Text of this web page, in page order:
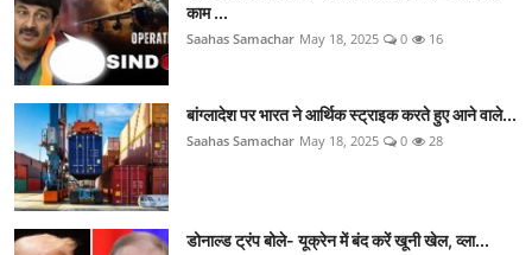
काम ...
Saahas Samachar May 18, 2025 0 16
बांग्लादेश पर भारत ने आर्थिक स्ट्राइक करते हुए आने वाले...
Saahas Samachar May 18, 2025 0 28
डोनाल्ड ट्रंप बोले- यूक्रेन में बंद करें खूनी खेल, व्ला...